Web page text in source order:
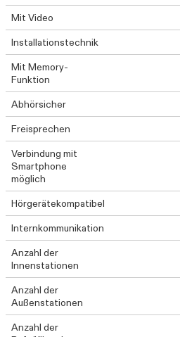
Mit Video
Installationstechnik
Mit Memory-
Funktion
Abhörsicher
Freisprechen
Verbindung mit
Smartphone
möglich
Hörgerätekompatibel
Internkommunikation
Anzahl der
Innenstationen
Anzahl der
Außenstationen
Anzahl der